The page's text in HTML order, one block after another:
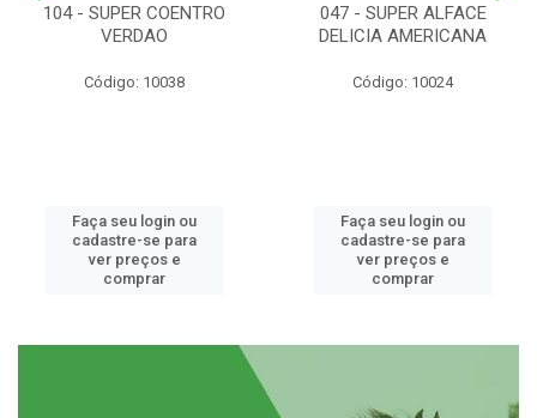
104 - SUPER COENTRO
VERDAO
Código: 10038
Faça seu login ou
cadastre-se para
ver preços e
comprar
047 - SUPER ALFACE
DELICIA AMERICANA
Código: 10024
Faça seu login ou
cadastre-se para
ver preços e
comprar